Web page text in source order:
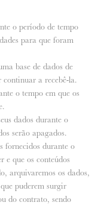
o período de tempo
para que foram
base de dados de
a recebê-la.
o tempo em que os
dados durante o
serão apagados.
fornecidos durante o
e que os conteúdos
arquivaremos os dados,
puderem surgir
do contrato, sendo